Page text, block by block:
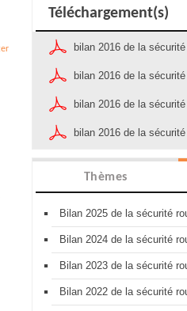
Téléchargement(s)
bilan 2016 de la
bilan 2016 de la
bilan 2016 de la
bilan 2016 de la
Thèmes
Bilan 2025 de la sécurité
Bilan 2024 de la sécurité
Bilan 2023 de la sécurité
Bilan 2022 de la sécurité